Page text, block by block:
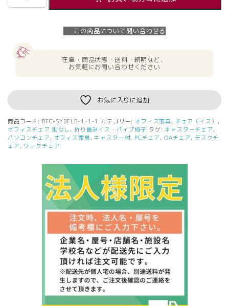
ネ
ス
ィ
ン
グ
この商品について問い合わせる
在庫・商品状態・送料・納期など、
お気軽にお問い合わせください
お気に入りに追加
商品コード: RFC-SYBFLB-1-1-1 カテゴリー: オフィス家具 , チェア（イス） ,
オフィスチェア 肘なし , 折り畳みイス・パイプ椅子 タグ: キャスターチェア ,
パソコンチェア , オフィス家具 , キャスター付, PCチェア , OAチェア , デスクチ
ェア , ワークチェア